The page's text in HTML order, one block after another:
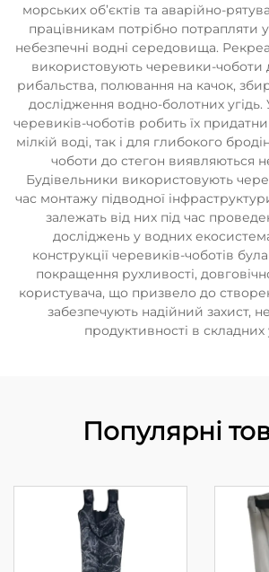
морських об’єктів та аварійно-
працівникам потрібно потрапляти
небезпечні водні середовища.
використовують черевики-чоботи
рибальства, полювання на качок,
дослідження водно-болотних угідь.
черевиків-чоботів робить їх
мілкій воді, так і для глибокого
чоботи до стегон виявляються
Будівельники використовують
час монтажу підводної
залежать від них під час
досліджень у водних
конструкції черевиків-чоботів
покращення рухливості,
користувача, що призвело до
забезпечують надійний захист,
продуктивності в складних
Популярні